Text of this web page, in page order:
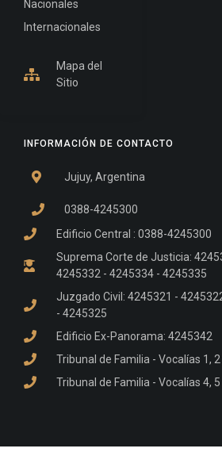
INFORMACIÓN DE CONTACTO
Jujuy, Argentina
0388-4245300
Edificio Central : 0388-4245300
Suprema Corte de Justicia:
4245332 - 4245334 - 4245335
Juzgado Civil: 4245321 -
- 4245325
Edificio Ex-Panorama: 4245342
Tribunal de Familia - Vocalías 1,
Tribunal de Familia - Vocalías 4,
Nacionales
Internacionales
Mapa del
Sitio